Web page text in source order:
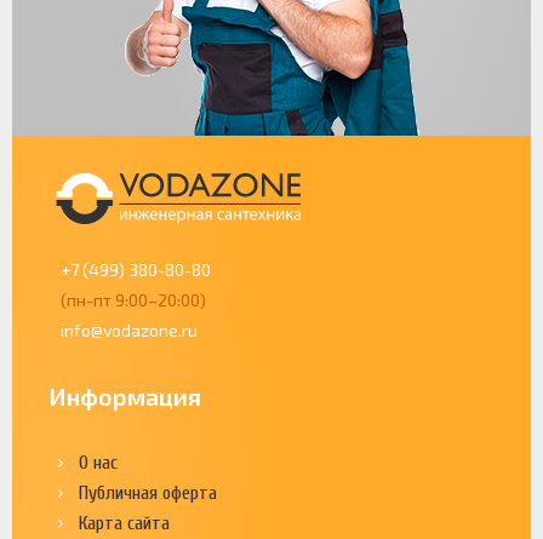
+7 (499) 380-80-80
(пн-пт 9:00–20:00)
info@vodazone.ru
Информация
О нас
Публичная оферта
Карта сайта